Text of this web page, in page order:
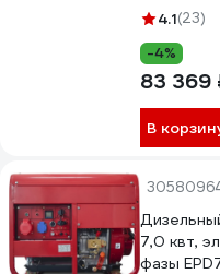
4.1(23)
-4%
83 369
В
7,0 квт,
фазы